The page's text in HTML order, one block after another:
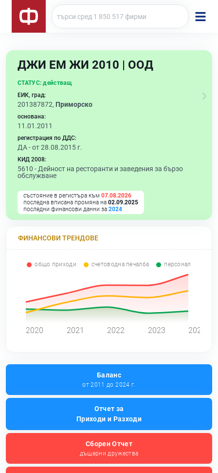
ДЖИ ЕМ ЖИ 2010 | ООД
СТАТУС: действащ
ЕИК, град:
201387872, Приморско
основана:
11.01.2011
регистрация по ДДС:
ДА - от 28.08.2015 г.
КИД 2008:
5610 - Дейност на ресторанти и заведения за бързо
обслужване
състояние в регистъра към 07.08.2026
последна вписана промяна на 02.09.2025
последни финансови данни за 2024
ФИНАНСОВИ ТРЕНДОВЕ
общо приходи счетоводна печалба персонал
2020 2021 2022 2023 2024
Баланс
от 2011 до 2024 г.
Отчет за
Приходи и Разходи
Сборен Отчет
дъщерни дружества